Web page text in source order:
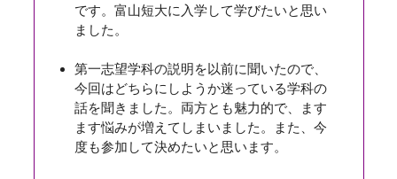
です。富山短大に入学して学びたいと思い
ました。
第一志望学科の説明を以前に聞いたので、
今回はどちらにしようか迷っている学科の
話を聞きました。両方とも魅力的で、ます
ます悩みが増えてしまいました。また、今
度も参加して決めたいと思います。